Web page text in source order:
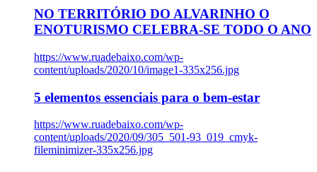
NO TERRITÓRIO DO ALVARINHO O
ENOTURISMO CELEBRA-SE TODO O ANO
https://www.ruadebaixo.com/wp-
content/uploads/2020/10/image1-335x256.jpg
5 elementos essenciais para o bem-estar
https://www.ruadebaixo.com/wp-
content/uploads/2020/09/305_501-93_019_cmyk-
fileminimizer-335x256.jpg